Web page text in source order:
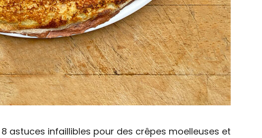
astuces infaillibles pour des crêpes moelleuses et